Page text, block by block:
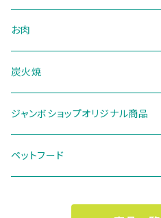
お肉
炭火焼
ジャンボショップオリジナル商品
ペットフード